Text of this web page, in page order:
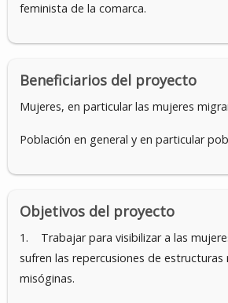
feminista de la comarca.
Beneficiarios del proyecto
Mujeres, en particular las mujeres
Población en general y en particular
Objetivos del proyecto
1. Trabajar para visibilizar a las
sufren las repercusiones de estructuras
misóginas.